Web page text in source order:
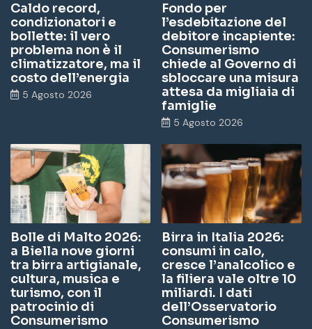
Caldo record,
condizionatori e
bollette: il vero
problema non è il
climatizzatore, ma il
costo dell’energia
5 Agosto 2026
Fondo per
l’esdebitazione del
debitore incapiente:
Consumerismo
chiede al Governo di
sbloccare una misura
attesa da migliaia di
famiglie
5 Agosto 2026
Bolle di Malto 2026:
a Biella nove giorni
tra birra artigianale,
cultura, musica e
turismo, con il
patrocinio di
Consumerismo
Birra in Italia 2026:
consumi in calo,
cresce l’analcolico e
la filiera vale oltre 10
miliardi. I dati
dell’Osservatorio
Consumerismo